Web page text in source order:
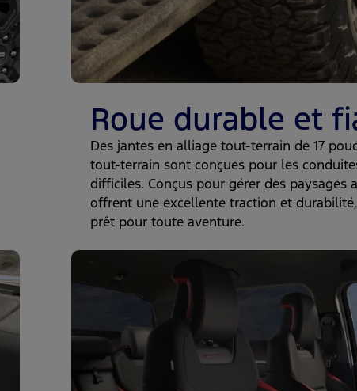
Roue durable et
Des jantes en alliage tout-terrain de 17
tout-terrain sont conçues pour les
difficiles. Conçus pour gérer des paysages
offrent une excellente traction et
prêt pour toute aventure.